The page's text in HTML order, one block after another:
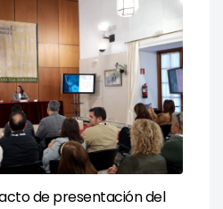
de presentación del